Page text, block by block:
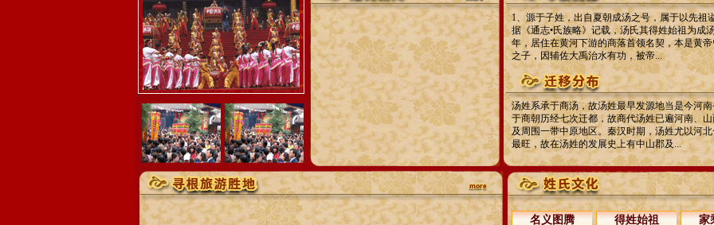
1、源于子姓，出自夏朝成汤之号，属于以先祖
据《通志•氏族略》记载，汤氏其得姓始祖为成
年，居住在黄河下游的商落首领名契，本是黄
之子，因辅佐大禹治水有功，被帝...
汤姓系承于商汤，故汤姓最早发源地当是今河
于商朝历经七次迁都，故商代汤姓已遍河南、
及周围一带中原地区。秦汉时期，汤姓尤以河
最旺，故在汤姓的发展史上有中山郡及...
名义图腾 得姓始祖 家